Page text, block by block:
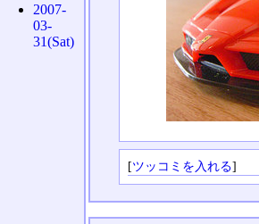
[ツッコミを入れる]
2007-
03-
31(Sat)